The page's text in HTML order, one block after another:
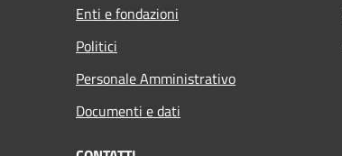
Enti e fondazioni
Politici
Personale Amministrativo
Documenti e dati